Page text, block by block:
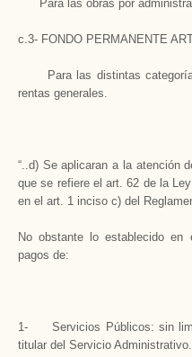
Para las obras por
c.3- FONDO PERMANENTE
Para las distintas
rentas generales.
“..d) Se aplicaran a la atención
que se refiere el art. 62 de la
en el art. 1 inciso c) del
No obstante lo establecido en
pagos de:
1- Servicios Públicos: sin
titular del Servicio Administrativo.